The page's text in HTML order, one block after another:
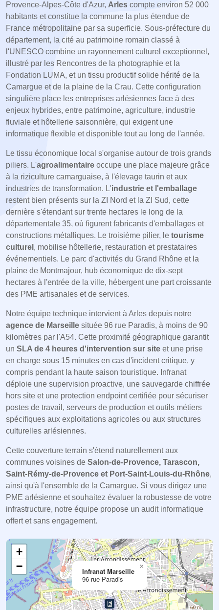
Provence-Alpes-Côte d'Azur, Arles compte environ 52 000
habitants et constitue la commune la plus étendue de
France métropolitaine par sa superficie. Sous-préfecture du
département, la cité au patrimoine romain classé à
l'UNESCO combine un rayonnement culturel exceptionnel,
illustré par les Rencontres de la photographie et la
Fondation LUMA, et un tissu productif solide hérité de la
Camargue et de la plaine de la Crau. Cette configuration
singulière place les entreprises arlésiennes face à des
enjeux hybrides, entre patrimoine, agriculture, industrie
fluviale et hôtellerie saisonnière, qui exigent une
informatique flexible et disponible tout au long de l'année.
Le tissu économique local s'organise autour de trois grands
piliers. L'agroalimentaire occupe une place majeure grâce
à la riziculture camarguaise, à l'élevage taurin et aux
industries de transformation. L'industrie et l'emballage
restent bien présents sur la ZI Nord et la ZI Sud, cette
dernière s'étendant sur trente hectares le long de la
départementale 35, où figurent fabricants d'emballages et
constructions métalliques. Le troisième pilier, le tourisme
culturel , mobilise hôtellerie, restauration et prestataires
événementiels. Le parc d'activités du Grand Rhône et la
plaine de Montmajour, hub économique de dix-sept
hectares à l'entrée de la ville, hébergent une part croissante
des PME artisanales et de services.
Notre équipe technique intervient à Arles depuis notre
agence de Marseille située 96 rue Paradis, à moins de 90
kilomètres par l'A54. Cette proximité géographique garantit
un SLA de 4 heures d'intervention sur site et une prise
en charge sous 15 minutes en cas d'incident critique, y
compris pendant la haute saison touristique. Infranat
déploie une supervision proactive, une sauvegarde chiffrée
hors site et une protection endpoint certifiée pour sécuriser
postes de travail, serveurs de production et outils métiers
spécifiques aux exploitations agricoles ou aux structures
culturelles arlésiennes.
Cette couverture terrain s'étend naturellement aux
communes voisines de Salon-de-Provence, Tarascon,
Saint-Rémy-de-Provence et Port-Saint-Louis-du-Rhône,
ainsi qu'à l'ensemble de la Camargue. Si vous dirigez une
PME arlésienne et souhaitez évaluer la robustesse de votre
infrastructure, notre équipe propose un audit informatique
offert et sans engagement.
Infranat Marseille
96 rue Paradis
×
+
−